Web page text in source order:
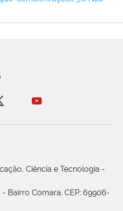
Ciência e Tecnologia -
Bairro Comara. CEP: 69906-